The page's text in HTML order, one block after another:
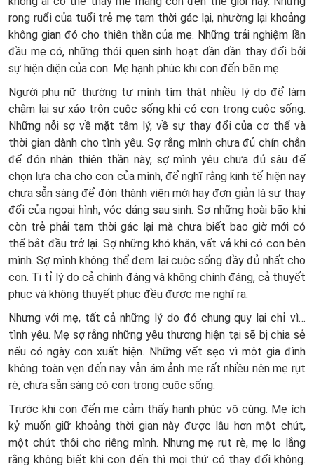
rong ruổi của tuổi trẻ mẹ tạm thời gác lại, nhường lại khoảng
không gian đó cho thiên thần của mẹ. Những trải nghiệm lần
đầu mẹ có, những thói quen sinh hoạt dần dần thay đổi bởi
sự hiện diện của con. Mẹ hạnh phúc khi con đến bên mẹ.
Người phụ nữ thường tự mình tìm thật nhiều lý do để làm
chậm lại sự xáo trộn cuộc sống khi có con trong cuộc sống.
Những nỗi sợ về mặt tâm lý, về sự thay đổi của cơ thể và
thời gian dành cho tình yêu. Sợ rằng mình chưa đủ chín chắn
để đón nhận thiên thần này, sợ mình yêu chưa đủ sâu để
chọn lựa cha cho con của mình, để nghĩ rằng kinh tế hiện nay
chưa sẵn sàng để đón thành viên mới hay đơn giản là sự thay
đổi của ngoại hình, vóc dáng sau sinh. Sợ những hoài bão khi
còn trẻ phải tạm thời gác lại mà chưa biết bao giờ mới có
thể bắt đầu trở lại. Sợ những khó khăn, vất vả khi có con bên
mình. Sợ mình không thể đem lại cuộc sống đầy đủ nhất cho
con. Ti tỉ lý do cả chính đáng và không chính đáng, cả thuyết
phục và không thuyết phục đều được mẹ nghĩ ra.
Nhưng với mẹ, tất cả những lý do đó chung quy lại chỉ vì…
tình yêu. Mẹ sợ rằng những yêu thương hiện tại sẽ bị chia sẻ
nếu có ngày con xuất hiện. Những vết sẹo vì một gia đình
không toàn vẹn đến nay vẫn ám ảnh mẹ rất nhiều nên mẹ rụt
rè, chưa sẵn sàng có con trong cuộc sống.
Trước khi con đến mẹ cảm thấy hạnh phúc vô cùng. Mẹ ích
kỷ muốn giữ khoảng thời gian này được lâu hơn một chút,
một chút thôi cho riêng mình. Nhưng mẹ rụt rè, mẹ lo lắng
rằng không biết khi con đến thì mọi thứ có thay đổi không.